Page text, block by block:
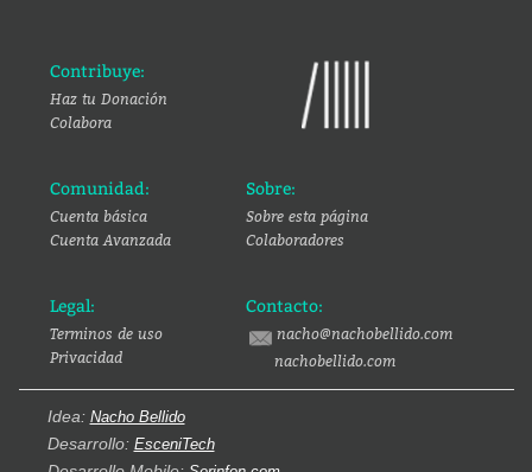
Contribuye:
Haz tu Donación
Colabora
Comunidad:
Cuenta básica
Cuenta Avanzada
Sobre:
Sobre esta página
Colaboradores
Legal:
Terminos de uso
Privacidad
Contacto:
nacho@nachobellido.com
nachobellido.com
Idea: Nacho Bellido
Desarrollo: EsceniTech